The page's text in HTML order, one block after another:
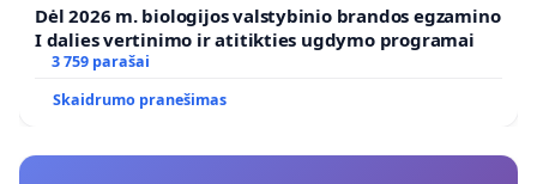
Dėl 2026 m. biologijos valstybinio brandos egzamino
I dalies vertinimo ir atitikties ugdymo programai
3 759 parašai
Skaidrumo pranešimas